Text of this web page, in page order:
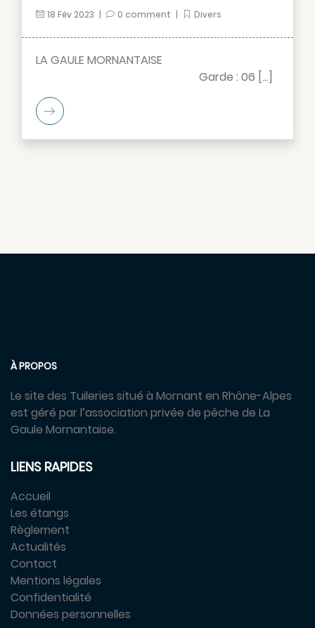
18 Fév 2023 | 0 comment | Divers
LA GAULE MORNANTAISE
Garde : 06 […]
À PROPOS
Le site des Tuileries situé à Mornant en Rhône-Alpes
est géré par l’association privée de pêche de La
Gaule Mornantaise.
LIENS RAPIDES
Accueil
Les étangs
Règlement
Actualités
Contact
Mentions légales
Confidentialité
Données personnelles